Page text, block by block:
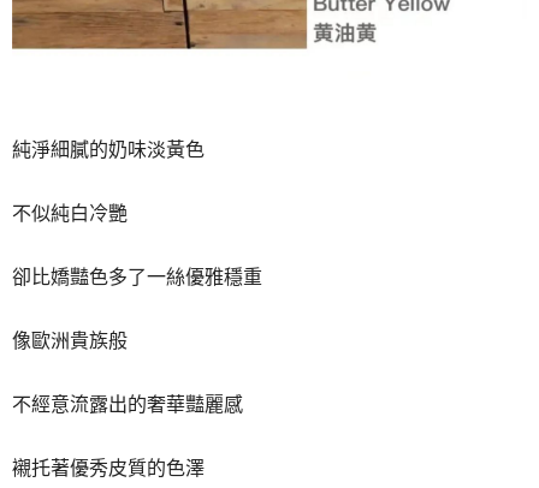
純淨細膩的奶味淡黃色
不似純白冷艷
卻比嬌豔色多了一絲優雅穩重
像歐洲貴族般
不經意流露出的奢華豔麗感
襯托著優秀皮質的色澤